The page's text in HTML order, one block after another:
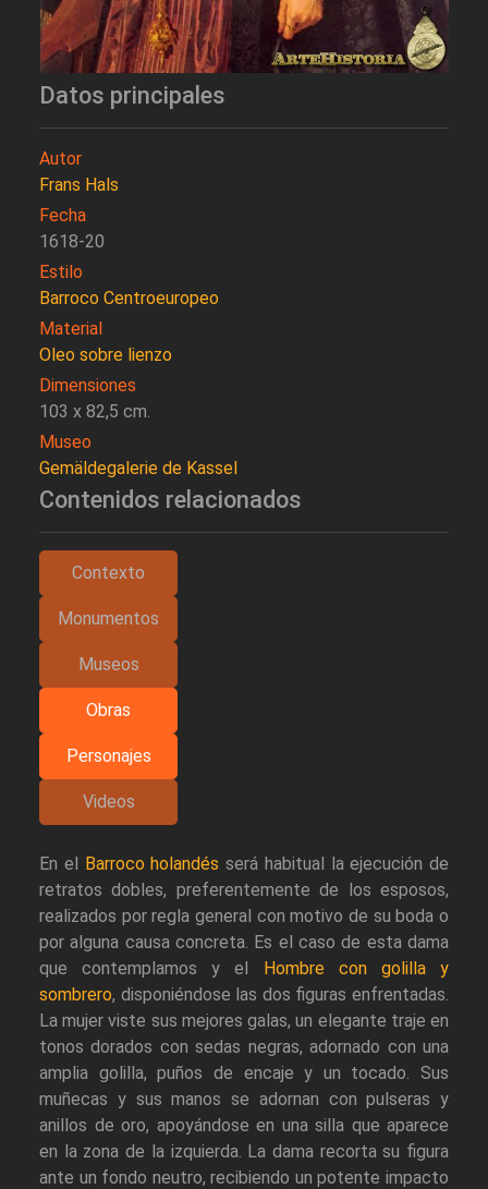
Datos principales
Autor
Frans Hals
Fecha
1618-20
Estilo
Barroco Centroeuropeo
Material
Oleo sobre lienzo
Dimensiones
103 x 82,5 cm.
Museo
Gemäldegalerie de Kassel
Contenidos relacionados
Contexto
Monumentos
Museos
Obras
Personajes
Videos
En el Barroco holandés será habitual la ejecución de
retratos dobles, preferentemente de los esposos,
realizados por regla general con motivo de su boda o
por alguna causa concreta. Es el caso de esta dama
que contemplamos y el Hombre con golilla y
sombrero, disponiéndose las dos figuras enfrentadas.
La mujer viste sus mejores galas, un elegante traje en
tonos dorados con sedas negras, adornado con una
amplia golilla, puños de encaje y un tocado. Sus
muñecas y sus manos se adornan con pulseras y
anillos de oro, apoyándose en una silla que aparece
en la zona de la izquierda. La dama recorta su figura
ante un fondo neutro, recibiendo un potente impacto